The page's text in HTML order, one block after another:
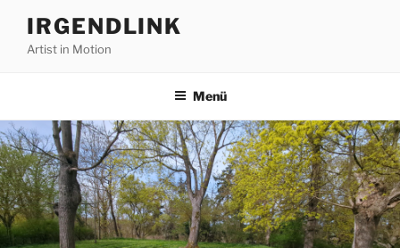
Inhalt
springen
IRGENDLINK
Artist in Motion
Menü